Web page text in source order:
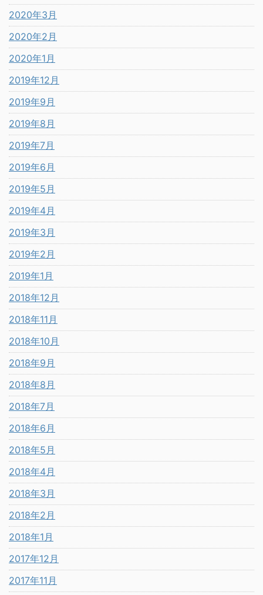
2020年3月
2020年2月
2020年1月
2019年12月
2019年9月
2019年8月
2019年7月
2019年6月
2019年5月
2019年4月
2019年3月
2019年2月
2019年1月
2018年12月
2018年11月
2018年10月
2018年9月
2018年8月
2018年7月
2018年6月
2018年5月
2018年4月
2018年3月
2018年2月
2018年1月
2017年12月
2017年11月